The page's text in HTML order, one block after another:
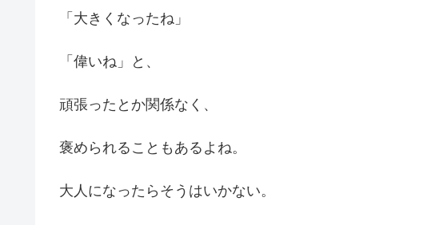
「大きくなったね」
「偉いね」と、
頑張ったとか関係なく、
褒められることもあるよね。
大人になったらそうはいかない。